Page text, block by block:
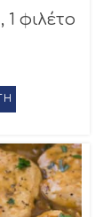
1 φιλέτο